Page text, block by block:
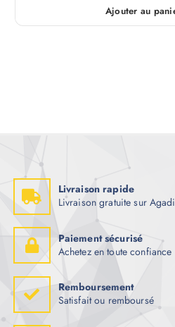
Ajouter au
Livraison rapide
Livraison gratuite sur
Paiement sécurisé
Achetez en toute confiance
Remboursement
Satisfait ou remboursé